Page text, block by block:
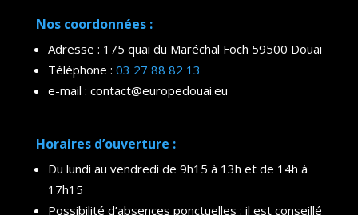
Nos coordonnées :
Adresse : 175 quai du Maréchal Foch 59500 Douai
Téléphone : 03 27 88 82 13
e-mail : contact@europedouai.eu
Horaires d’ouverture :
Du lundi au vendredi de 9h15 à 13h et de 14h à
17h15
Possibilité d’absences ponctuelles : il est conseillé